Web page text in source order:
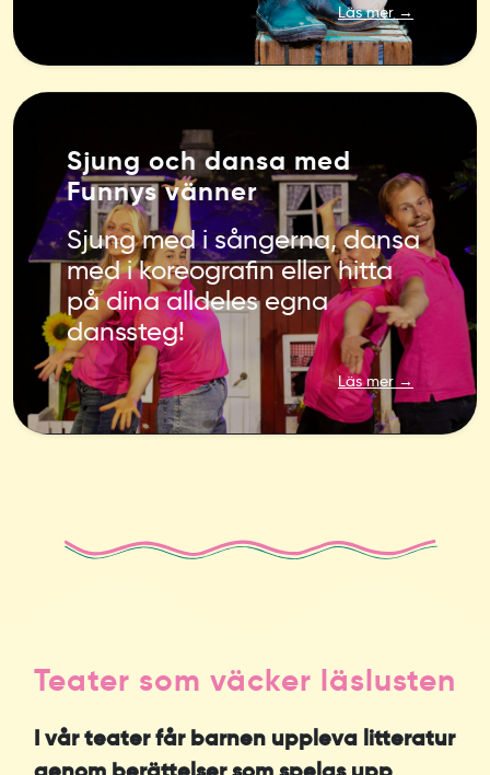
Läs mer →
Sjung och dansa med
Funnys vänner
Sjung med i sångerna, dansa
med i koreografin eller hitta
på dina alldeles egna
danssteg!
Läs mer →
Teater som väcker läslusten
I vår teater får barnen uppleva litteratur